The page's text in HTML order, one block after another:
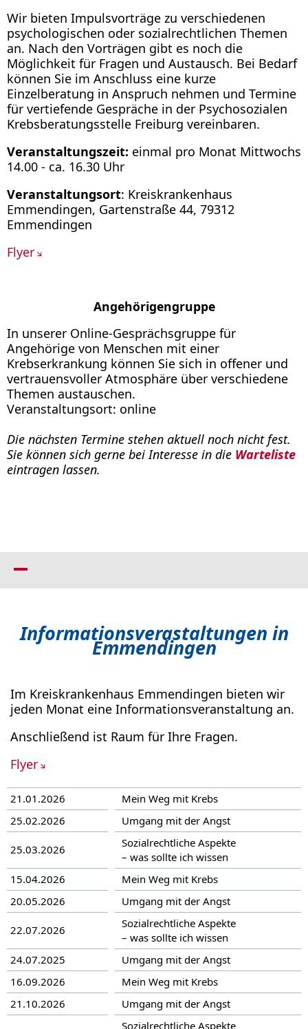
Wir bieten Impulsvorträge zu verschiedenen
psychologischen oder sozialrechtlichen Themen
an. Nach den Vorträgen gibt es noch die
Möglichkeit für Fragen und Austausch. Bei Bedarf
können Sie im Anschluss eine kurze
Einzelberatung in Anspruch nehmen und Termine
für vertiefende Gespräche in der Psychosozialen
Krebsberatungsstelle Freiburg vereinbaren.
Veranstaltungszeit: einmal pro Monat Mittwochs
14.00 - ca. 16.30 Uhr
Veranstaltungsort: Kreiskrankenhaus
Emmendingen, Gartenstraße 44, 79312
Emmendingen
Flyer
Angehörigengruppe
In unserer Online-Gesprächsgruppe für
Angehörige von Menschen mit einer
Krebserkrankung können Sie sich in offener und
vertrauensvoller Atmosphäre über verschiedene
Themen austauschen.
Veranstaltungsort: online
Die nächsten Termine stehen aktuell noch nicht fest.
Sie können sich gerne bei Interesse in die Warteliste
eintragen lassen.
Informationsverastaltungen in
Emmendingen
Im Kreiskrankenhaus Emmendingen bieten wir
jeden Monat eine Informationsveranstaltung an.
Anschließend ist Raum für Ihre Fragen.
Flyer
21.01.2026
Mein Weg mit Krebs
25.02.2026
Umgang mit der Angst
25.03.2026
Sozialrechtliche Aspekte
– was sollte ich wissen
15.04.2026
Mein Weg mit Krebs
20.05.2026
Umgang mit der Angst
22.07.2026
Sozialrechtliche Aspekte
– was sollte ich wissen
24.07.2025
Umgang mit der Angst
16.09.2026
Mein Weg mit Krebs
21.10.2026
Umgang mit der Angst
Sozialrechtliche Aspekte